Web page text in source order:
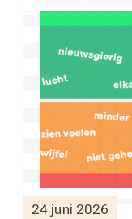
24 juni 2026